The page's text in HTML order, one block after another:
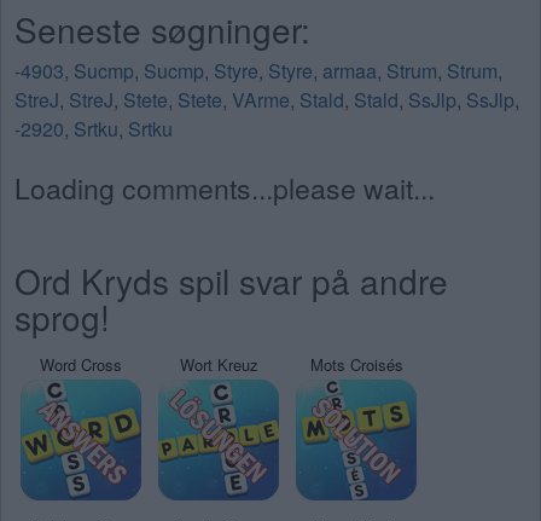
Seneste søgninger:
-4903, Sucmp, Sucmp, Styre, Styre, armaa, Strum, Strum,
StreJ, StreJ, Stete, Stete, VArme, Stald, Stald, SsJlp, SsJlp,
-2920, Srtku, Srtku
Loading comments...please wait...
Ord Kryds spil svar på andre
sprog!
Word Cross Wort Kreuz Mots Croisés